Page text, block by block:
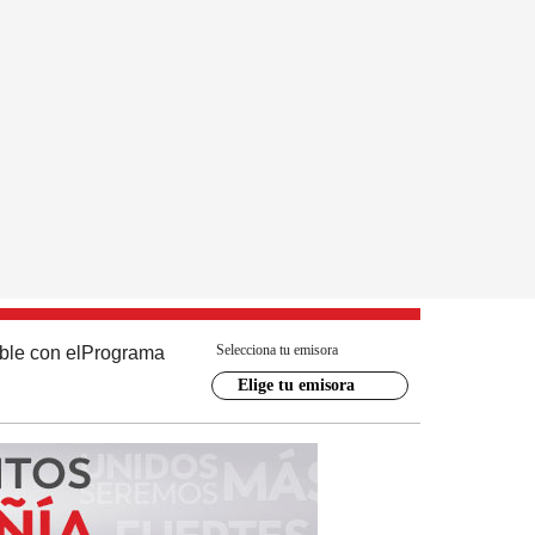
con el Programa Selecciona tu emisora
Elige tu emisora